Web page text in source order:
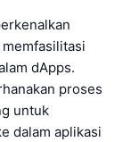
dApps.
proses
untuk
dalam aplikasi